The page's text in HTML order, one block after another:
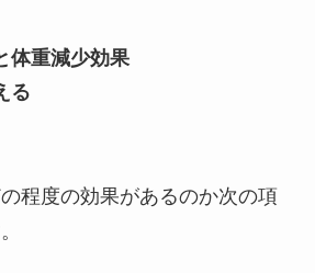
体重減少効果
る
程度の効果があるのか次の項